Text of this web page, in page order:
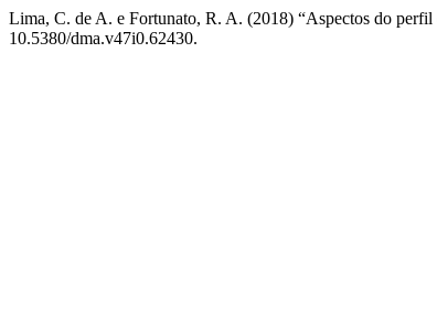
Lima, C. de A. e Fortunato, R. A. (2018) “Aspectos do
10.5380/dma.v47i0.62430.